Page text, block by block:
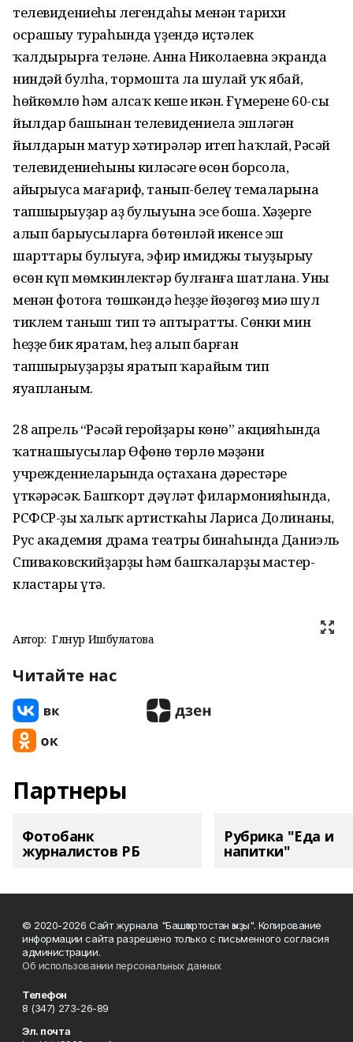
телевидениеһы легендаһы менән тарихи
осрашыу тураһында үҙендә иҫтәлек
ҡалдырырға теләне. Анна Николаевна экранда
ниндәй булһа, тормошта ла шулай уҡ ябай,
һөйкөмлө һәм алсаҡ кеше икән. Ғүмеренең 60-сы
йылдар башынан телевидениела эшләгән
йылдарын матур хәтирәләр итеп һаҡлай, Рәсәй
телевидениеһының киләсәге өсөн борсола,
айырыуса мағариф, танып-белеү темаларына
тапшырыуҙар аҙ булыуына эсе боша. Хәҙерге
алып барыусыларға бөтөнләй икенсе эш
шарттары булыуға, эфир имиджы тыуҙырыу
өсөн күп мөмкинлектәр булғанға шатлана. Уның
менән фотоға төшкәндә һеҙҙең йөҙөгөҙ миңә шул
тиклем таныш тип тә аптыратты. Сөнки мин
һеҙҙе бик яратам, һеҙ алып барған
тапшырыуҙарҙы яратып ҡарайым тип
яуапланым.
28 апрель “Рәсәй геройҙары көнө” акцияһында
ҡатнашыусылар Өфөнөң төрлө мәҙәни
учреждениеларында оҫтахана дәрестәре
үткәрәсәк. Башҡорт дәүләт филармонияһында,
РСФСР-ҙың халыҡ артисткаһы Лариса Долинаның,
Рус академия драма театры бинаһында Даниэль
Спиваковскийҙарҙың һәм башҡаларҙың мастер-
кластары үтә.
Автор: Гөлнур Ишбулатова
Читайте нас
Партнеры
Фотобанк
журналистов РБ
Рубрика "Еда и
напитки"
© 2020-2026 Сайт журнала "Башҡортостан ҡыҙы". Копирование
информации сайта разрешено только с письменного согласия
администрации.
Об использовании персональных данных
Телефон
8 (347) 273-26-89
Эл. почта